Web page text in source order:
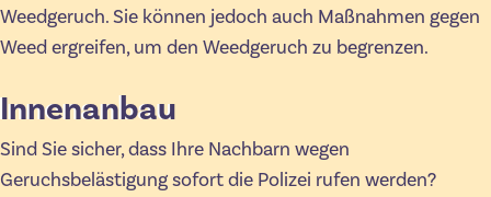
Weedgeruch. Sie können jedoch auch Maßnahmen gegen
Weed ergreifen, um den Weedgeruch zu begrenzen.
Innenanbau
Sind Sie sicher, dass Ihre Nachbarn wegen
Geruchsbelästigung sofort die Polizei rufen werden?